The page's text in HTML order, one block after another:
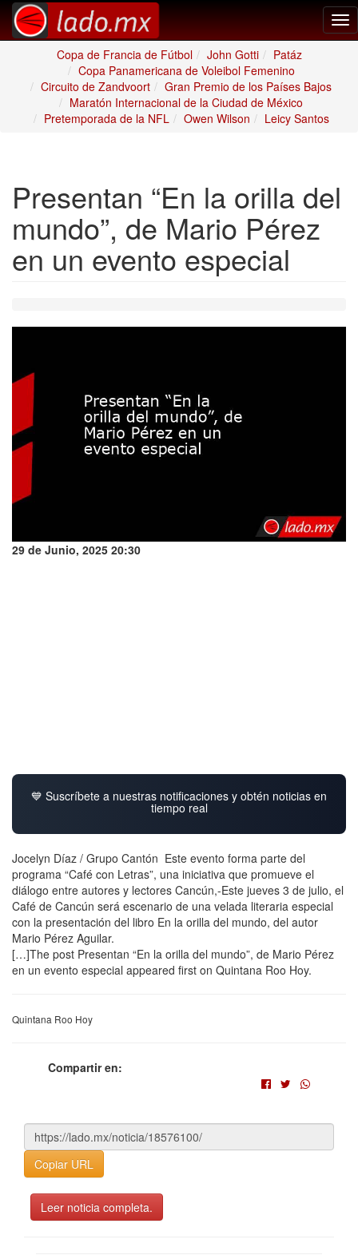
Copa de Francia de Fútbol
John Gotti
Patáz
Copa Panamericana de Voleibol Femenino
Circuito de Zandvoort
Gran Premio de los Países Bajos
Maratón Internacional de la Ciudad de México
Pretemporada de la NFL
Owen Wilson Leicy Santos
Presentan “En la orilla del
mundo”, de Mario Pérez
en un evento especial
29 de Junio, 2025 20:30
💙 Suscríbete a nuestras notificaciones y obtén noticias en
tiempo real
Jocelyn Díaz / Grupo Cantón Este evento forma parte del
programa “Café con Letras”, una iniciativa que promueve el
diálogo entre autores y lectores Cancún,-Este jueves 3 de julio, el
Café de Cancún será escenario de una velada literaria especial
con la presentación del libro En la orilla del mundo, del autor
Mario Pérez Aguilar.
[…]The post Presentan “En la orilla del mundo”, de Mario Pérez
en un evento especial appeared first on Quintana Roo Hoy.
Quintana Roo Hoy
Compartir en:
Copiar URL
Leer noticia completa.